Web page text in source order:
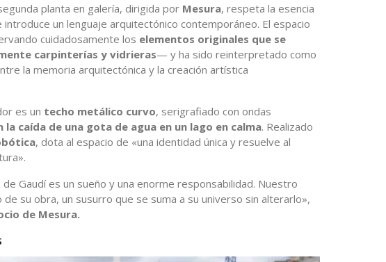
planta en galería, dirigida por Mesura, respeta la esencia
un lenguaje arquitectónico contemporáneo. El espacio
cuidadosamente los elementos originales que se
carpinterías y vidrieras— y ha sido reinterpretado como
la memoria arquitectónica y la creación artística
es un techo metálico curvo, serigrafiado con ondas
la caída de una gota de agua en un lago en calma. Realizado
, dota al espacio de «una identidad única y resuelve al
Gaudí es un sueño y una enorme responsabilidad. Nuestro
su obra, un susurro que se suma a su universo sin alterarlo»,
de Mesura.